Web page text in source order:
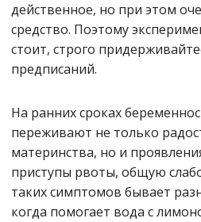
действенное, но при этом
средство. Поэтому
стоит, строго
предписаний.
На ранних сроках
переживают не только
материнства, но и
приступы рвоты, общую
таких симптомов бывает
когда помогает вода с